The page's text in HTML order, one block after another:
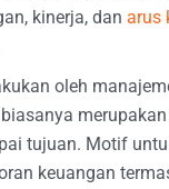
kinerja, dan arus
oleh
tujuan. Motif
keuangan